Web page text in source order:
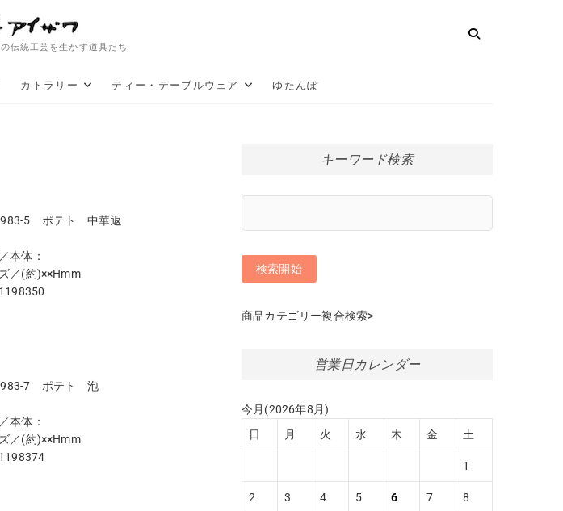
伝統工芸を生かす道具たち
カトラリー ティー・テーブルウェア ゆたんぽ
5 ポテト 中華返
本体：
／(約)××Hmm
7 ポテト 泡
本体：
／(約)××Hmm
キーワード検索
商品カテゴリー複合検索>
営業日カレンダー
今月(2026年8月)
日
月 火 水 木 金 土
1
2 3 4 5 6 7 8